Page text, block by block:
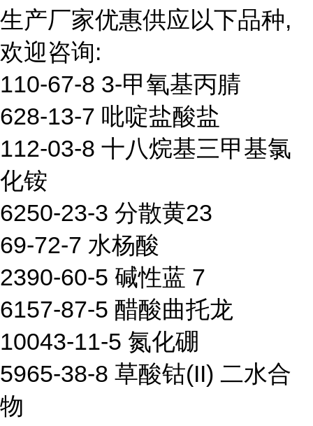
生产厂家优惠供应以下品种,
欢迎咨询:
110-67-8 3-甲氧基丙腈
628-13-7 吡啶盐酸盐
112-03-8 十八烷基三甲基氯
化铵
6250-23-3 分散黄23
69-72-7 水杨酸
2390-60-5 碱性蓝 7
6157-87-5 醋酸曲托龙
10043-11-5 氮化硼
5965-38-8 草酸钴(II) 二水合
物